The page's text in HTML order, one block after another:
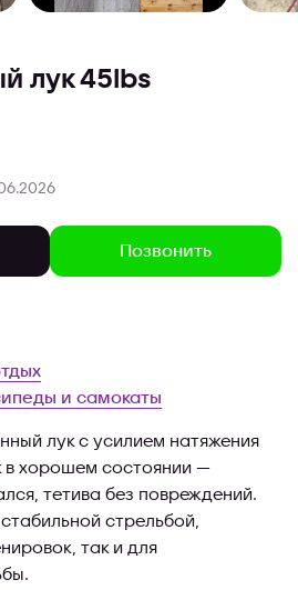
лук 45lbs
Позвонить
и самокаты
лук с усилием натяжения
в хорошем состоянии —
тетива без повреждений.
стрельбой,
так и для